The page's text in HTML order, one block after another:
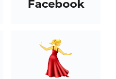
Facebook